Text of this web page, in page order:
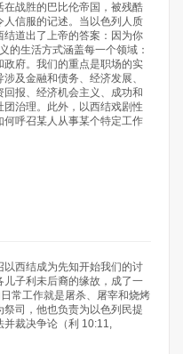
在战胜的巴比伦帝国，被残酷
信服的记述。当以色列人质
道出了上帝的答案：因为你
的生活方式涵盖每一个领域：
府。我们的重点是职场的实
及金融和债务、经济发展、
报、经济机会主义、成功和
治理。此外，以西结戏剧性
呼召某人从事某个特定工作
西结成为先知开始我们的讨
子利未后裔的缘故，成了一
常工作就是屠杀、屠宰和烧烤
司，他也负责为以色列民提
并裁决争论（利 10:11,